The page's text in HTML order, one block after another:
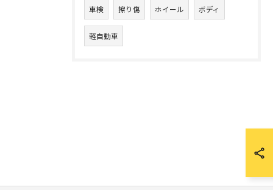
車検 擦り傷 ホイール ボディ
軽自動車